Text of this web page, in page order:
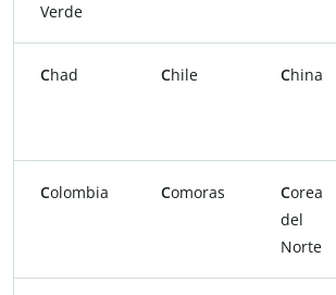
Verde
Chad Chile China
Colombia Comoras Corea
del
Norte